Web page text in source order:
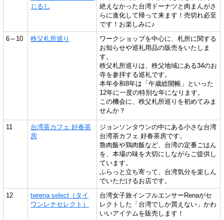
じるし
絶えなかった台湾ドーナツと肉まんがさ
らに進化して帰って来ます！売切れ必至
です！お楽しみに♪
6～10
秩父札所巡り
ワークショップを中心に、札所に関する
お知らせや巡礼用品の販売をいたしま
す。
秩父札所巡りは、秩父地域にある34のお
寺を参拝する巡礼です。
本年令和8年は「午歳総開帳」といった
12年に一度の特別な年になります。
この機会に、秩父札所巡りを初めてみま
せんか？
11
台湾茶カフェ 好春茶
房
ジョンソンタウンの中にある小さな台湾
台湾茶カフェ 好春茶房です。
魯肉飯や鶏肉飯など、台湾の定番ごはん
を、本場の味を大切にしながらご提供し
ています。
ふらっと立ち寄って、台湾気分を楽しん
でいただけるお店です。
12
twrena select（タイ
ワンレナセレクト）
台湾女子旅インフルエンサーRenaがセ
レクトした「台湾でしか買えない」かわ
いいアイテムを販売します！